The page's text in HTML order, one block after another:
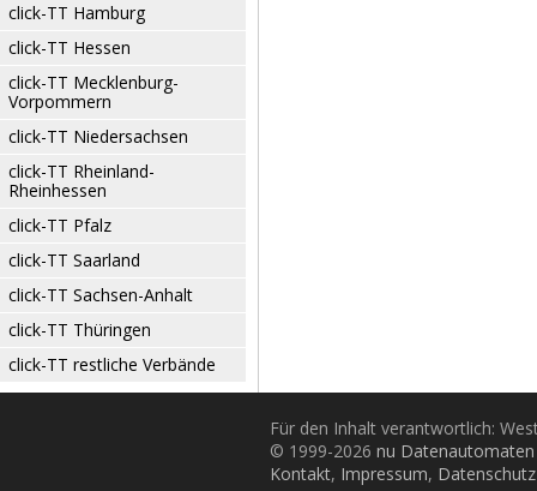
click-TT Hamburg
click-TT Hessen
click-TT Mecklenburg-
Vorpommern
click-TT Niedersachsen
click-TT Rheinland-
Rheinhessen
click-TT Pfalz
click-TT Saarland
click-TT Sachsen-Anhalt
click-TT Thüringen
click-TT restliche Verbände
Für den Inhalt verantwortlich:
© 1999-2026 nu
Kontakt, Impressum, Datenschutz